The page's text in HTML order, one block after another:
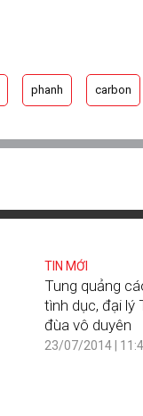
phanh carbon
TIN MỚI
Tung quảng
tình dục, đại lý
đùa vô duyên
23/07/2014 |